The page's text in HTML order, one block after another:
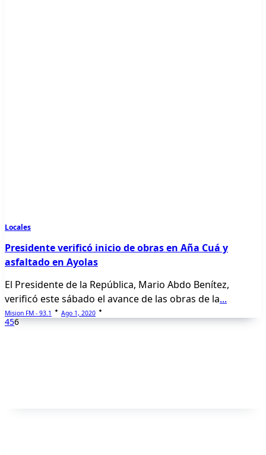
Locales
Presidente verificó inicio de obras en Aña Cuá y
asfaltado en Ayolas
El Presidente de la República, Mario Abdo Benítez,
verificó este sábado el avance de las obras de la...
Mision FM - 93.1 Ago 1, 2020
456